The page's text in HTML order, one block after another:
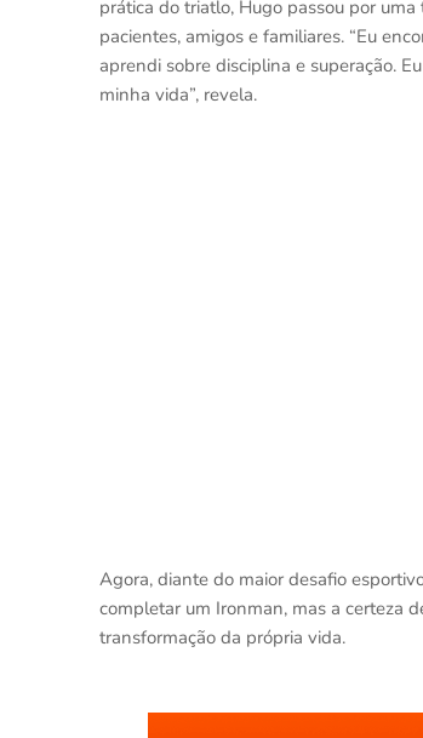
prática do triatlo, Hugo passou por
pacientes, amigos e familiares. “Eu
aprendi sobre disciplina e superação.
minha vida”, revela.
Agora, diante do maior desafio
completar um Ironman, mas a certeza
transformação da própria vida.